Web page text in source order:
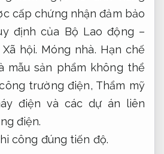
cấp chứng nhận đảm bảo
định của Bộ Lao động –
hội. Móng nhà. Hạn chế
mẫu sản phẩm không thể
trường điện, Thẩm mỹ
điện và các dự án liên
điện.
công đúng tiến độ.